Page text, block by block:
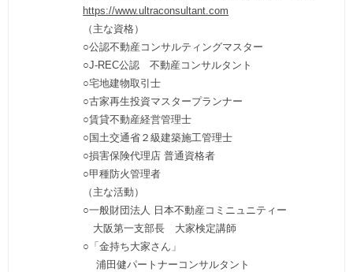
https://www.ultraconsultant.com
（主な資格）
○公認不動産コンサルティングマスター
○J-REC公認 不動産コンサルタント
○宅地建物取引士
○古家再生投資マスタープランナー
○賃貸不動産経営管理士
○国土交通省２級建築施工管理士
○損害保険代理店 普通資格者
○甲種防火管理者
（主な活動）
○一般財団法人 日本不動産コミニュニティー
大阪第一支部長 大家検定講師
○「金持ち大家さん」
浦田健パートナーコンサルタント